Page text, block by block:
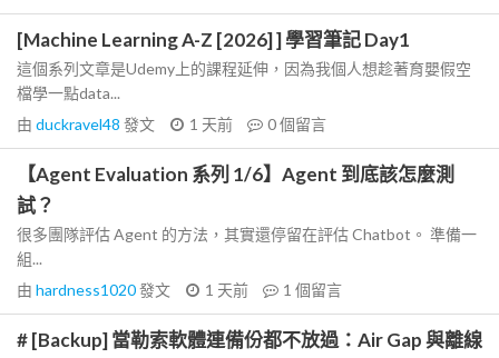
[Machine Learning A-Z [2026] ] 學習筆記 Day1
這個系列文章是Udemy上的課程延伸，因為我個人想趁著育嬰假空
檔學一點data...
由 duckravel48 發文 1 天前 0個留言
【Agent Evaluation 系列 1/6】Agent 到底該怎麼測
試？
很多團隊評估 Agent 的方法，其實還停留在評估 Chatbot。 準備一
組...
由 hardness1020發文 1 天前 1 個留言
# [Backup] 當勒索軟體連備份都不放過：Air Gap 與離線